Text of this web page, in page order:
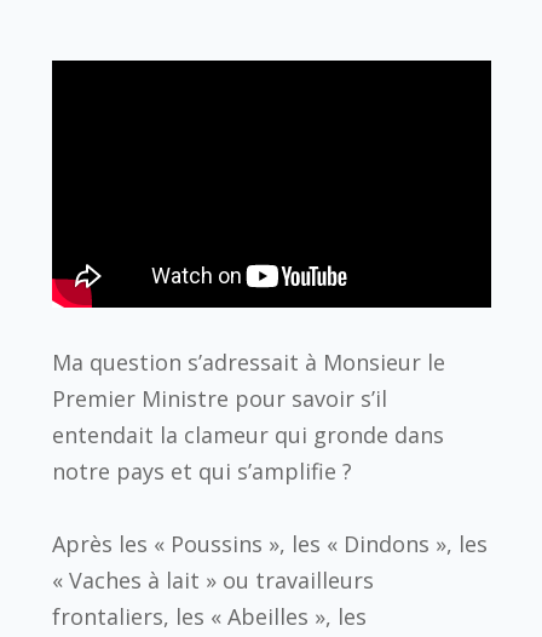
Ma question s’adressait à Monsieur le
Premier Ministre pour savoir s’il
entendait la clameur qui gronde dans
notre pays et qui s’amplifie ?
Après les « Poussins », les « Dindons », les
« Vaches à lait » ou travailleurs
frontaliers, les « Abeilles », les